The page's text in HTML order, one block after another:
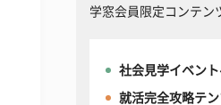
学窓会員限定コンテン
社会見学イベン
就活完全攻略テ